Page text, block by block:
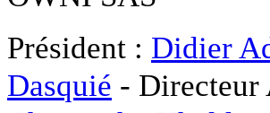
Président : Didier
Dasquié -